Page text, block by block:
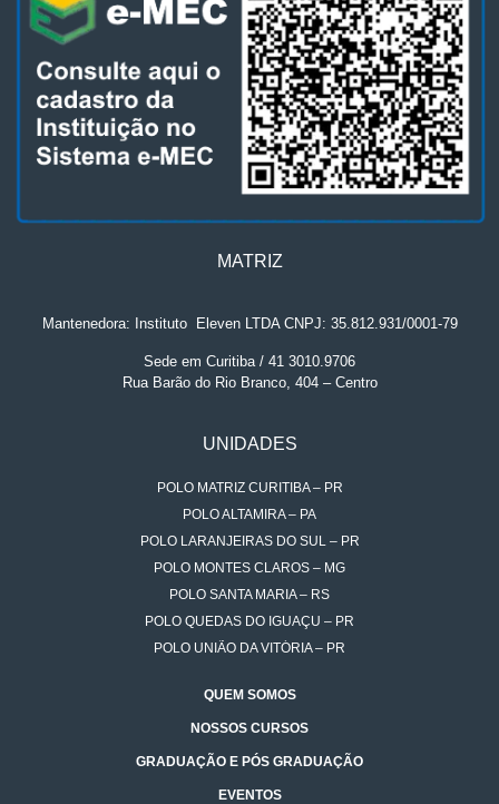
MATRIZ
Mantenedora: Instituto. Eleven LTDA CNPJ: 35.812.931/0001-79
Sede em Curitiba / 41 3010.9706
Rua Barão do Rio Branco, 404 – Centro
UNIDADES
POLO MATRIZ CURITIBA – PR
POLO ALTAMIRA – PA
POLO LARANJEIRAS DO SUL – PR
POLO MONTES CLAROS – MG
POLO SANTA MARIA – RS
POLO QUEDAS DO IGUAÇU – PR
POLO UNIÃO DA VITÓRIA – PR
QUEM SOMOS
NOSSOS CURSOS
GRADUAÇÃO E PÓS GRADUAÇÃO
EVENTOS